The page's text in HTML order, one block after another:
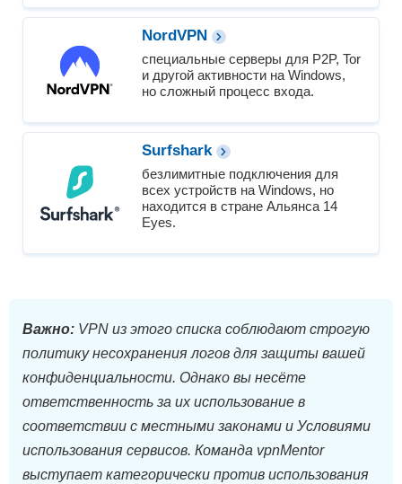
NordVPN
специальные серверы для P2P, Tor
и другой активности на Windows,
но сложный процесс входа.
Surfshark
безлимитные подключения для
всех устройств на Windows, но
находится в стране Альянса 14
Eyes.
Важно: VPN из этого списка соблюдают строгую
политику несохранения логов для защиты вашей
конфиденциальности. Однако вы несёте
ответственность за их использование в
соответствии с местными законами и Условиями
использования сервисов. Команда vpnMentor
выступает категорически против использования